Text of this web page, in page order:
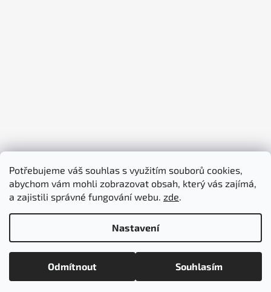
Potřebujeme váš souhlas s využitím souborů cookies,
abychom vám mohli zobrazovat obsah, který vás zajímá,
a zajistili správné fungování webu. zde.
Nastavení
Odmítnout Souhlasím
piktogramy-cedule.cz denex.cz
Vytvořil Shoptet
Copyright 2026piktogramy-cedule.cz. Všechna práva
vyhrazena.Upravit nastavení cookies